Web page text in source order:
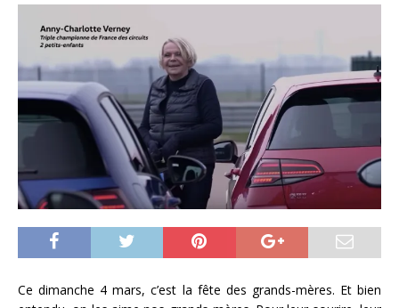
Ce dimanche 4 mars, c’est la fête des grands-mères. Et bien